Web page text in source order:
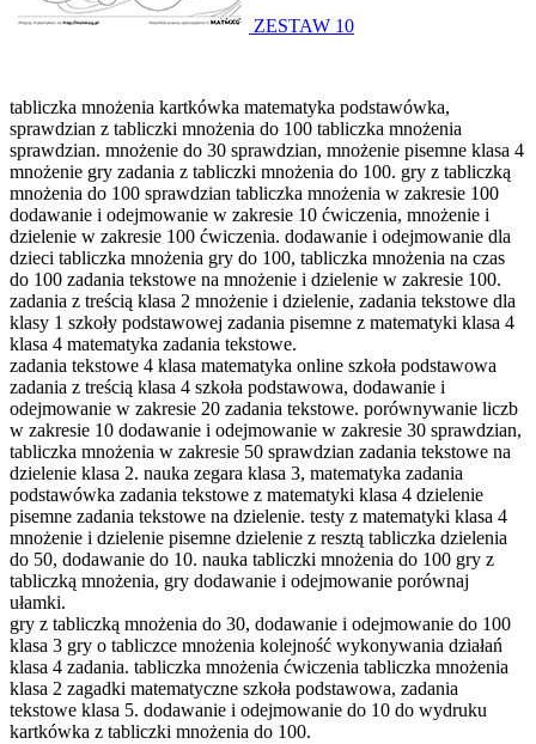
ZESTAW 10
tabliczka mnożenia kartkówka matematyka podstawówka,
sprawdzian z tabliczki mnożenia do 100 tabliczka mnożenia
sprawdzian. mnożenie do 30 sprawdzian, mnożenie pisemne klasa 4
mnożenie gry zadania z tabliczki mnożenia do 100. gry z tabliczką
mnożenia do 100 sprawdzian tabliczka mnożenia w zakresie 100
dodawanie i odejmowanie w zakresie 10 ćwiczenia, mnożenie i
dzielenie w zakresie 100 ćwiczenia. dodawanie i odejmowanie dla
dzieci tabliczka mnożenia gry do 100, tabliczka mnożenia na czas
do 100 zadania tekstowe na mnożenie i dzielenie w zakresie 100.
zadania z treścią klasa 2 mnożenie i dzielenie, zadania tekstowe dla
klasy 1 szkoły podstawowej zadania pisemne z matematyki klasa 4
klasa 4 matematyka zadania tekstowe.
zadania tekstowe 4 klasa matematyka online szkoła podstawowa
zadania z treścią klasa 4 szkoła podstawowa, dodawanie i
odejmowanie w zakresie 20 zadania tekstowe. porównywanie liczb
w zakresie 10 dodawanie i odejmowanie w zakresie 30 sprawdzian,
tabliczka mnożenia w zakresie 50 sprawdzian zadania tekstowe na
dzielenie klasa 2. nauka zegara klasa 3, matematyka zadania
podstawówka zadania tekstowe z matematyki klasa 4 dzielenie
pisemne zadania tekstowe na dzielenie. testy z matematyki klasa 4
mnożenie i dzielenie pisemne dzielenie z resztą tabliczka dzielenia
do 50, dodawanie do 10. nauka tabliczki mnożenia do 100 gry z
tabliczką mnożenia, gry dodawanie i odejmowanie porównaj
ułamki.
gry z tabliczką mnożenia do 30, dodawanie i odejmowanie do 100
klasa 3 gry o tabliczce mnożenia kolejność wykonywania działań
klasa 4 zadania. tabliczka mnożenia ćwiczenia tabliczka mnożenia
klasa 2 zagadki matematyczne szkoła podstawowa, zadania
tekstowe klasa 5. dodawanie i odejmowanie do 10 do wydruku
kartkówka z tabliczki mnożenia do 100.